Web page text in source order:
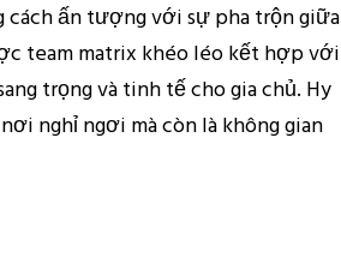
ấn tượng với sự pha trộn giữa
team matrix khéo léo kết hợp với
trọng và tinh tế cho gia chủ. Hy
nghỉ ngơi mà còn là không gian